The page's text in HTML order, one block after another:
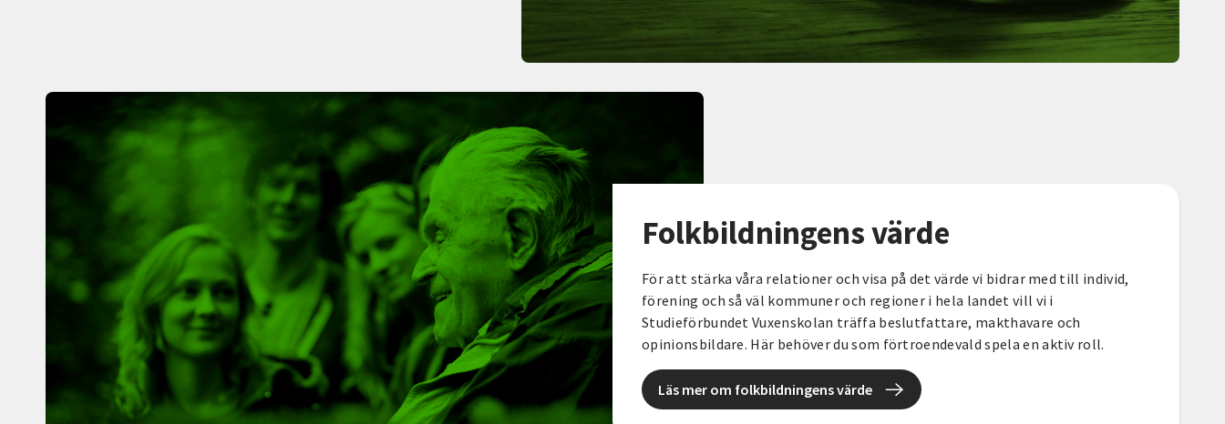
Folkbildningens värde
För att stärka våra relationer och visa på det värde vi bidrar med till individ,
förening och så väl kommuner och regioner i hela landet vill vi i
Studieförbundet Vuxenskolan träffa beslutfattare, makthavare och
opinionsbildare. Här behöver du som förtroendevald spela en aktiv roll.
Läs mer om folkbildningens värde